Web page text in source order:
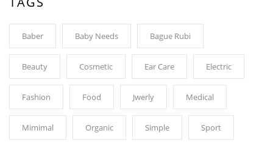
Baber Baby Needs Bague Rubi
Beauty Cosmetic Ear Care Electric
Fashion Food Jwerly Medical
Mimimal Organic Simple Sport